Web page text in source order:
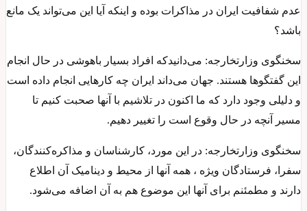
عدم شفافیت ایران در مذاکرات بوده و اینکه آیا این می‌تواند یک مانع
باشد؟
سخنگوی وزارتخارجه: می‌دانیدکه افراد بسیار باهوشی در حال انجام
این گفتگوها هستند. جهان می‌داند ایران چه کارهایی انجام داده است
و دلیلی وجود دارد که ما اکنون در تلاشیم با آنها صحبت کنیم تا
مسیر آنچه در حال وقوع است را تغییر دهیم.
سخنگوی وزارتخارجه: در این مورد، کارشناسان و مذاکره‌کنندگان،
سفرا، فرستادگان ویژه ، همه آنها از محیط و دینامیک آن اطلاع
دارند و مطمئنم برای آنها این موضوع هم به آن اضافه می‌شود.